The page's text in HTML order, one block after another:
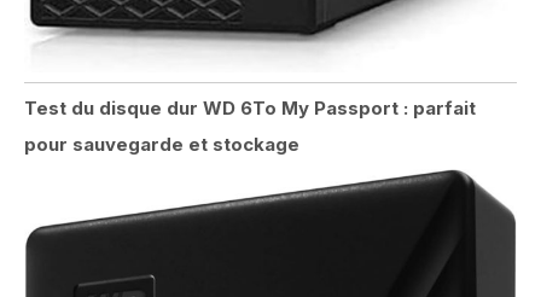
Test du disque dur WD 6To My Passport : parfait
pour sauvegarde et stockage